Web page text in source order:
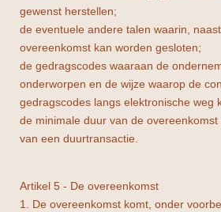
gewenst herstellen;
de eventuele andere talen waarin,
overeenkomst kan worden gesloten;
de gedragscodes waaraan de
onderworpen en de wijze waarop de
gedragscodes langs elektronische weg
de minimale duur van de
van een duurtransactie.
Artikel 5 - De overeenkomst
1. De overeenkomst komt, onder